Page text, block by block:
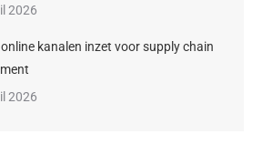
2026
online kanalen inzet voor supply chain
2026